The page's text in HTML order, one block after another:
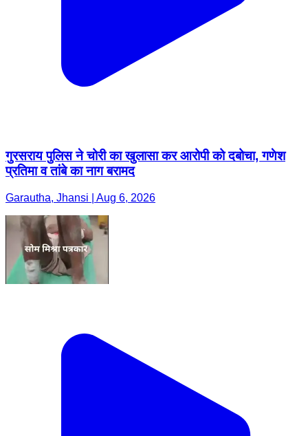
गुरसराय पुलिस ने चोरी का खुलासा कर आरोपी को दबोचा, गणेश
प्रतिमा व तांबे का नाग बरामद
Garautha, Jhansi | Aug 6, 2026